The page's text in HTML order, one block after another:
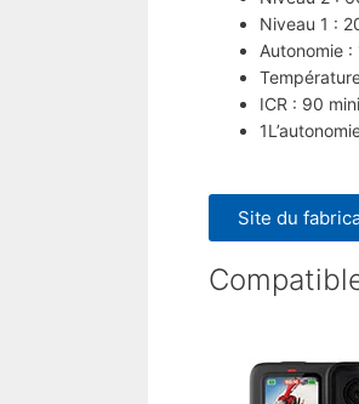
Niveau 1 :
Autonomie :
ICR : 90
Site du